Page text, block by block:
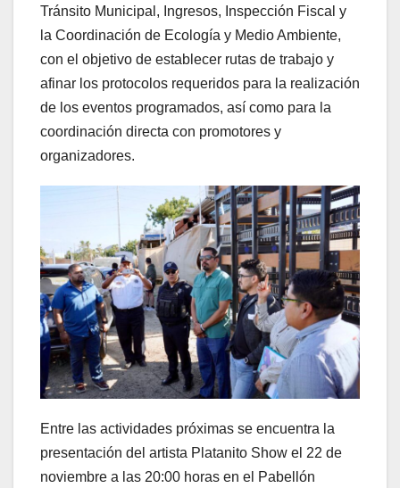
Tránsito Municipal, Ingresos, Inspección Fiscal y
la Coordinación de Ecología y Medio Ambiente,
con el objetivo de establecer rutas de trabajo y
afinar los protocolos requeridos para la realización
de los eventos programados, así como para la
coordinación directa con promotores y
organizadores.
Entre las actividades próximas se encuentra la
presentación del artista Platanito Show el 22 de
noviembre a las 20:00 horas en el Pabellón